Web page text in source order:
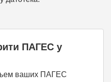
ПАГЕС у
ваших ПАГЕС